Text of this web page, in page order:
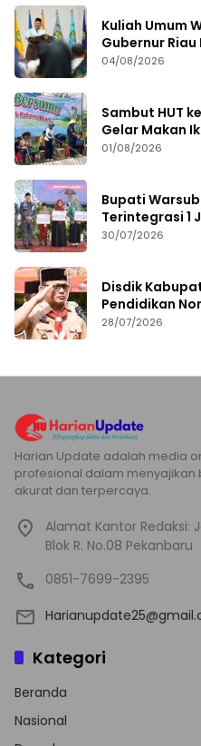
Kuliah Umum
Gubernur
Kebijakan
04/08/2026
Sambut HUT
Gelar Makan
01/08/2026
Bupati
Terintegrasi 1
Prestasi
30/07/2026
Disdik
Pendidikan
2026
28/07/2026
Harian Update adalah media
profesional dalam
akurat dan terpercaya.
Alamat Kantor Redaksi:
Blok R. No.08 Pekanbaru
0851-7699-2395
Kategori
Beranda
Nasional